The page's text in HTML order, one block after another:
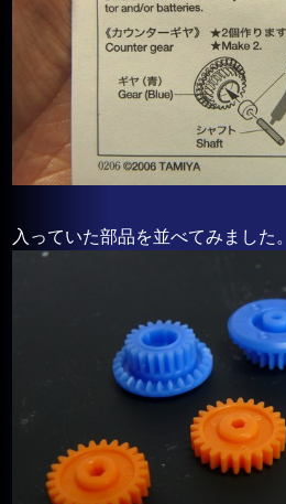
入っていた部品を並べてみました。